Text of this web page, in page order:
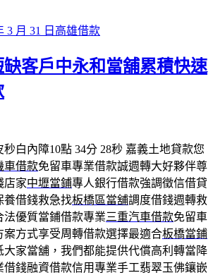
3 月 31 日 類
高雄借款
客戶中永和當舖累積快速
白內障10點 34分 28秒 嘉義土地貸款您
車借款免留車專業借款誠週轉大好夥伴尊
店家中壢當鋪專人銀行借款強調徵信借貸
養借錢救急找板橋區當舖調度借錢週轉救
優質當鋪借款專業三重汽車借款免留車
案方式享受周轉借款選擇最適合板橋當鋪
大家當舖，我們都能提供代償高利轉當降
借錢融資借款信用專業手工翡翠玉佛鑲嵌